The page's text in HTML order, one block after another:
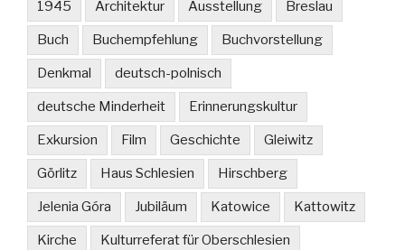
1945 Architektur Ausstellung Breslau
Buch Buchempfehlung Buchvorstellung
Denkmal deutsch-polnisch
deutsche Minderheit Erinnerungskultur
Exkursion Film Geschichte Gleiwitz
Görlitz Haus Schlesien Hirschberg
Jelenia Góra Jubiläum Katowice Kattowitz
Kirche Kulturreferat für Oberschlesien